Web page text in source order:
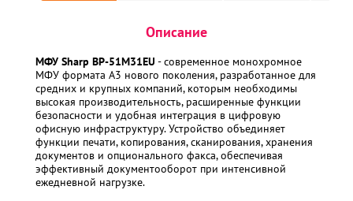
Описание
МФУ Sharp BP-51M31EU - современное монохромное
МФУ формата A3 нового поколения, разработанное для
средних и крупных компаний, которым необходимы
высокая производительность, расширенные функции
безопасности и удобная интеграция в цифровую
офисную инфраструктуру. Устройство объединяет
функции печати, копирования, сканирования, хранения
документов и опционального факса, обеспечивая
эффективный документооборот при интенсивной
ежедневной нагрузке.